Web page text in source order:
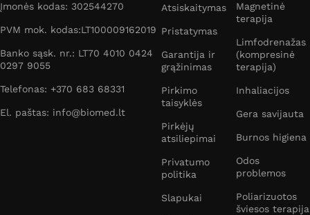
Įmonės kodas: 302544270
PVM mok. kodas:LT100009162019
Banko sąsk. nr.: LT70 4010 0424
0297 9055
Telefonas: +370 683 68331
El. paštas: info@biomed.lt
Atsiskaitymas
Pristatymas
Garantija ir
grąžinimas
Pirkimo
taisyklės
Pirkėjų
atsiliepimai
Privatumo
politika
Slapukai
Magnetinė
terapija
Limfodrenažas
(kompresinė
terapija)
Inhaliacijos
Gera savijauta
Burnos higiena
Odos
problemos
Poliarizuotos
šviesos terapija